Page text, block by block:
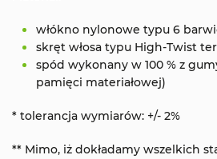
włókno nylonowe typu 6
skręt włosa typu High-Twist
spód wykonany w 100 % z
pamięci materiałowej)
* tolerancja wymiarów: +/- 2%
** Mimo, iż dokładamy wszelkich